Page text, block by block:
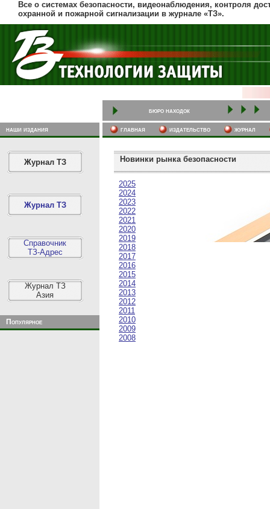
Все о системах безопасности, видеонаблюдения, контроля
охранной и пожарной сигнализации в журнале «ТЗ».
бюро находок
наши издания главная издательство журнал
Журнал ТЗ
Журнал ТЗ
Справочник
ТЗ-Адрес
Журнал ТЗ
Азия
Популярное
Новинки рынка безопасности
2025
2024
2023
2022
2021
2020
2019
2018
2017
2016
2015
2014
2013
2012
2011
2010
2009
2008